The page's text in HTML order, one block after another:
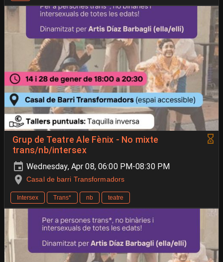
Grup de Teatre Ale Fènix - No mixte
trans/nb/intersex
Wednesday, Apr 08, 06:00 PM-08:30 PM
Casal de barri Transformadors
Intersex Trans* nb teatre